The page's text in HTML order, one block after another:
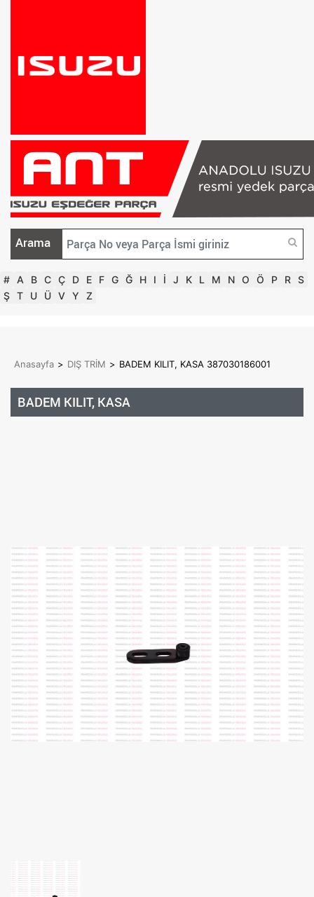
Arama
# A B C Ç D E F G Ğ H I İ J K L M N O Ö P R S
Ş T U Ü V Y Z
Anasayfa > DIŞ TRİM > BADEM KILIT, KASA 387030186001
BADEM KILIT, KASA